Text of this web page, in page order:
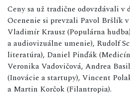
Ceny sa už tradične odovzdávali v
Ocenenie si prevzali Pavol Bršlík
Vladimír Krausz (Populárna
a audiovizuálne umenie), Rudolf
literatúra), Daniel Pinďák
Veronika Vadovičová, Andrea
(Inovácie a startupy), Vincent
a Martin Korčok (Filantropia).